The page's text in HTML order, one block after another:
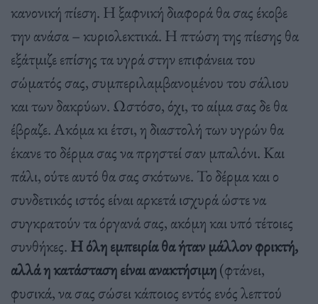
κανονική πίεση. Η ξαφνική διαφορά θα σας έκοβε
την ανάσα – κυριολεκτικά. Η πτώση της πίεσης θα
εξάτμιζε επίσης τα υγρά στην επιφάνεια του
σώματός σας, συμπεριλαμβανομένου του σάλιου
και των δακρύων. Ωστόσο, όχι, το αίμα σας δε θα
έβραζε. Ακόμα κι έτσι, η διαστολή των υγρών θα
έκανε το δέρμα σας να πρηστεί σαν μπαλόνι. Και
πάλι, ούτε αυτό θα σας σκότωνε. Το δέρμα και ο
συνδετικός ιστός είναι αρκετά ισχυρά ώστε να
συγκρατούν τα όργανά σας, ακόμη και υπό τέτοιες
συνθήκες. Η όλη εμπειρία θα ήταν μάλλον φρικτή,
αλλά η κατάσταση είναι ανακτήσιμη(φτάνει,
φυσικά, να σας σώσει κάποιος εντός ενός λεπτού